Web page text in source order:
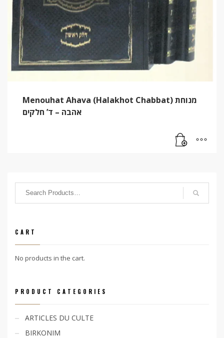
Menouhat Ahava (Halakhot Chabbat) מנוחת
אהבה – ד’ חלקים
CART
No products in the cart.
PRODUCT CATEGORIES
ARTICLES DU CULTE
BIRKONIM